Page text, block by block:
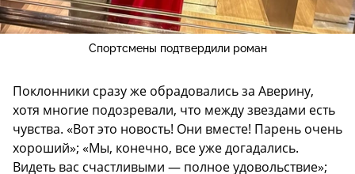
Спортсмены подтвердили роман
Поклонники сразу же обрадовались за Аверину,
хотя многие подозревали, что между звездами есть
чувства. «Вот это новость! Они вместе! Парень очень
хороший»; «Мы, конечно, все уже догадались.
Видеть вас счастливыми — полное удовольствие»;